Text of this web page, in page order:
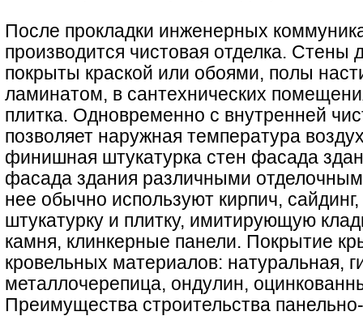
После прокладки инженерных
производится чистовая отделка. Стены
покрыты краской или обоями, полы
ламинатом, в сантехнических
плитка. Одновременно с внутренней
позволяет наружная температура
финишная штукатурка стен фасада
фасада здания различными
нее обычно используют кирпич,
штукатурку и плитку, имитирующую
камня, клинкерные панели. Покрытие
кровельных материалов: натуральная,
металлочерепица, ондулин,
Преимущества строительства